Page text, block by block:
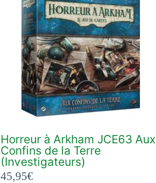
Horreur à Arkham JCE63 Aux
Confins de la Terre
(Investigateurs)
45,95€